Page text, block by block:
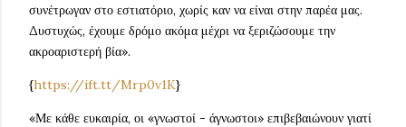
συνέτρωγαν στο εστιατόριο, χωρίς καν να είναι στην παρέα μας.
Δυστυχώς, έχουμε δρόμο ακόμα μέχρι να ξεριζώσουμε την
ακροαριστερή βία».
{https://ift.tt/Mrp0v1K}
«Με κάθε ευκαιρία, οι «γνωστοί - άγνωστοι» επιβεβαιώνουν γιατί